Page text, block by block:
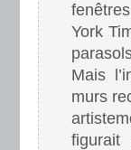
York
Mais
murs
figurait